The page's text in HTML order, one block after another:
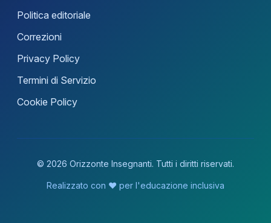
Politica editoriale
Correzioni
Privacy Policy
Termini di Servizio
Cookie Policy
© 2026 Orizzonte Insegnanti. Tutti i diritti riservati.
Realizzato con ❤️ per l'educazione inclusiva